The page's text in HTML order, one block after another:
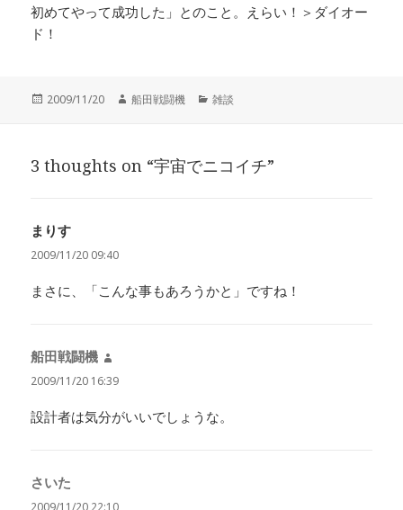
初めてやって成功した」とのこと。えらい！＞ダイオー
ド！
投
2009/11/20
作
船田戦闘機
カ
ー
雑談
3 thoughts on “宇宙でニコイチ”
まりす
り:
2009/11/20 09:40
まさに、「こんな事もあろうかと」ですね！
船田戦闘機
り:
2009/11/20 16:39
設計者は気分がいいでしょうな。
さいた
り:
2009/11/20 22:10